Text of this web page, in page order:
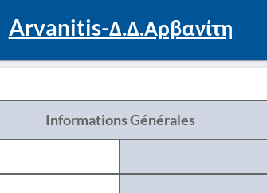
Arvanitis-Δ.Δ.Αρβανίτη
Informations Générales